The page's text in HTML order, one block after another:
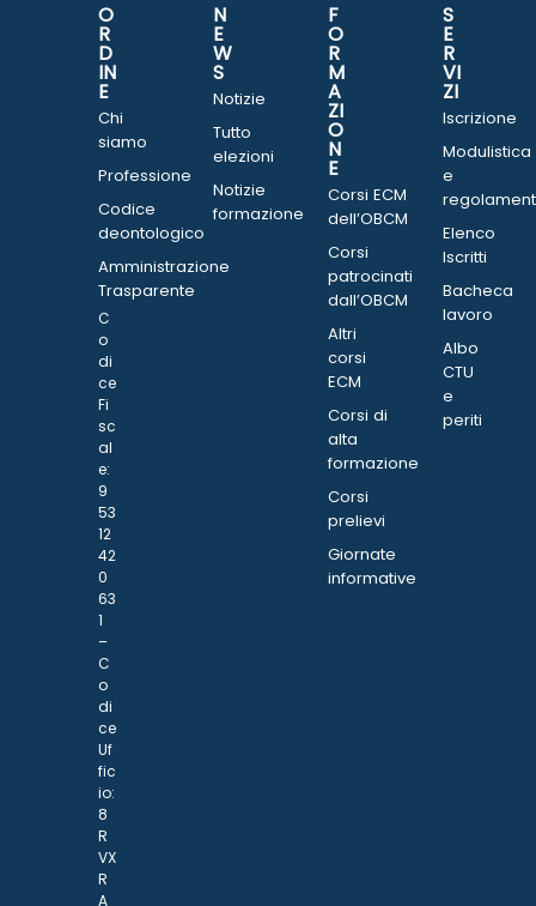
O
R
D
IN
E
Chi
siamo
Professione
Codice
deontologico
Amministrazione
Trasparente
C
o
di
ce
Fi
sc
al
e:
9
53
12
42
0
63
1
–
C
o
di
ce
Uf
fic
io:
8
R
VX
R
A
N
E
W
S
Notizie
Tutto
elezioni
Notizie
formazione
F
O
R
M
A
ZI
O
N
E
Corsi ECM
dell’OBCM
Corsi
patrocinati
dall’OBCM
Altri
corsi
ECM
Corsi di
alta
formazione
Corsi
prelievi
Giornate
informative
S
E
R
VI
ZI
Iscrizione
Modulistica
e
Elenco
Iscritti
Bacheca
lavoro
Albo
CTU
e
periti